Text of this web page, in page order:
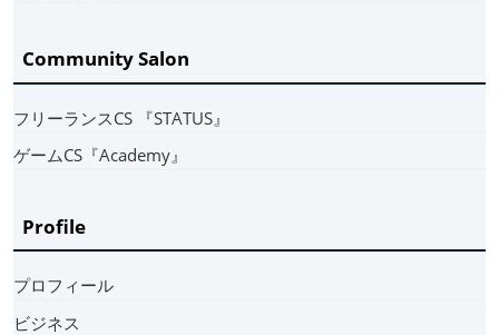
Community Salon
フリーランスCS 『STATUS』
ゲームCS『Academy』
Profile
プロフィール
ビジネス